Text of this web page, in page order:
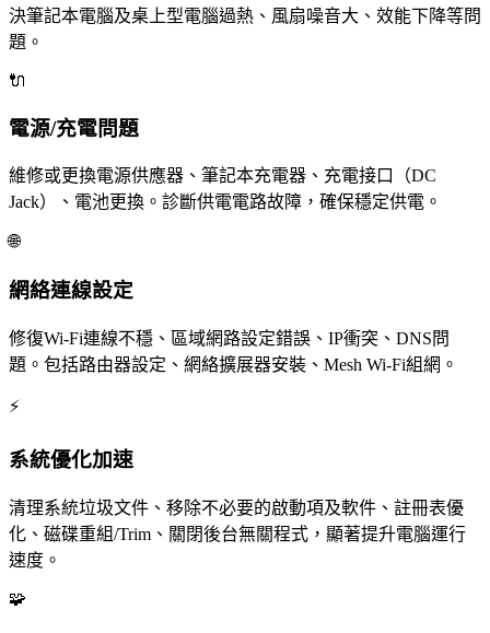
決筆記本電腦及桌上型電腦過熱、風扇噪音大、效能下降等問
題。
🔌
電源/充電問題
維修或更換電源供應器、筆記本充電器、充電接口（DC
Jack）、電池更換。診斷供電電路故障，確保穩定供電。
🌐
網絡連線設定
修復Wi-Fi連線不穩、區域網路設定錯誤、IP衝突、DNS問
題。包括路由器設定、網絡擴展器安裝、Mesh Wi-Fi組網。
⚡
系統優化加速
清理系統垃圾文件、移除不必要的啟動項及軟件、註冊表優
化、磁碟重組/Trim、關閉後台無關程式，顯著提升電腦運行
速度。
🧩